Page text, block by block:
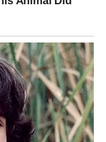
ne zavisi
osoba ostavi u
koja je ostavljala
važno. Prisustvo
svaki život ostavlja